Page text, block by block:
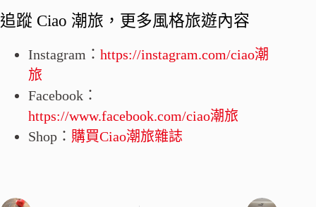
追蹤 Ciao 潮旅，更多風格旅遊內容
Instagram： https://instagram.com/ciao潮
旅
Facebook：
https://www.facebook.com/ciao潮旅
Shop： 購買Ciao潮旅雜誌